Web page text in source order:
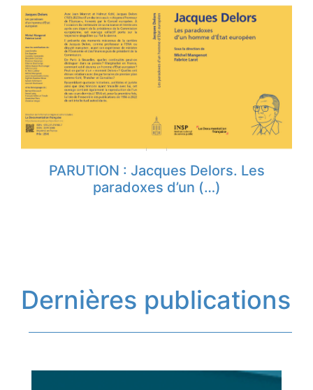
PARUTION : Jacques Delors. Les
paradoxes d’un (…)
Dernières publications